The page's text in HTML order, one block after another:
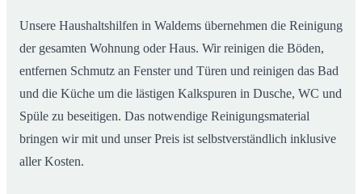
Unsere Haushaltshilfen in Waldems übernehmen die Reinigung
der gesamten Wohnung oder Haus. Wir reinigen die Böden,
entfernen Schmutz an Fenster und Türen und reinigen das Bad
und die Küche um die lästigen Kalkspuren in Dusche, WC und
Spüle zu beseitigen. Das notwendige Reinigungsmaterial
bringen wir mit und unser Preis ist selbstverständlich inklusive
aller Kosten.